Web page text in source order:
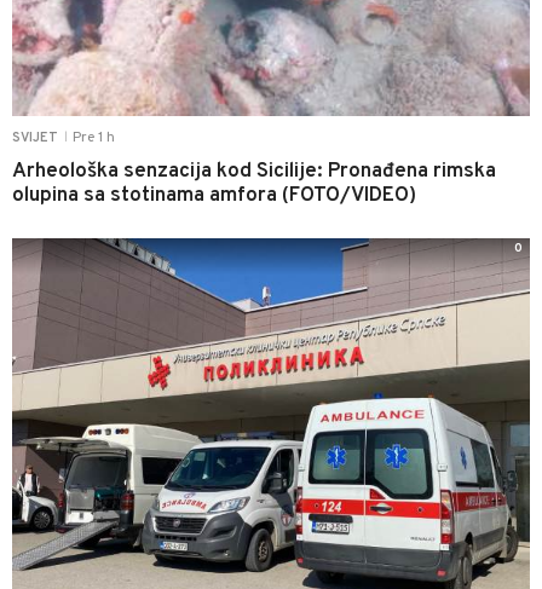
SVIJET Pre 1 h
Arheološka senzacija kod Sicilije: Pronađena rimska
olupina sa stotinama amfora (FOTO/VIDEO)
0